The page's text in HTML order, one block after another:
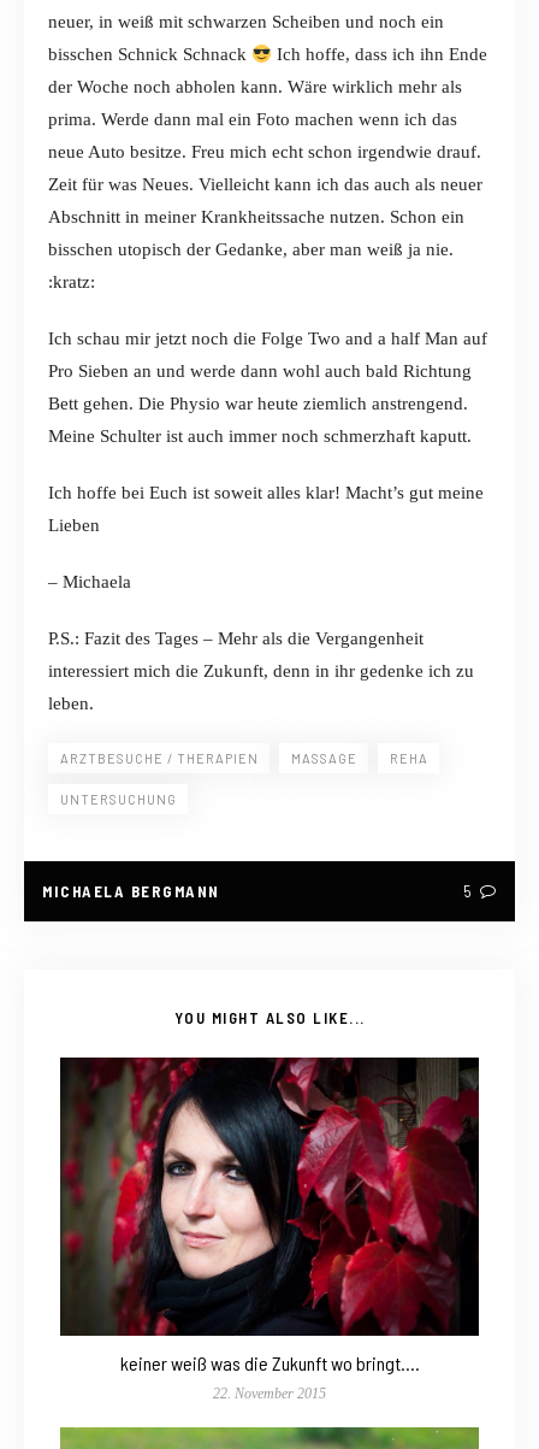
neuer, in weiß mit schwarzen Scheiben und noch ein
bisschen Schnick Schnack
Ich hoffe, dass ich ihn Ende
der Woche noch abholen kann. Wäre wirklich mehr als
prima. Werde dann mal ein Foto machen wenn ich das
neue Auto besitze. Freu mich echt schon irgendwie drauf.
Zeit für was Neues. Vielleicht kann ich das auch als neuer
Abschnitt in meiner Krankheitssache nutzen. Schon ein
bisschen utopisch der Gedanke, aber man weiß ja nie.
:kratz:
Ich schau mir jetzt noch die Folge Two and a half Man auf
Pro Sieben an und werde dann wohl auch bald Richtung
Bett gehen. Die Physio war heute ziemlich anstrengend.
Meine Schulter ist auch immer noch schmerzhaft kaputt.
Ich hoffe bei Euch ist soweit alles klar! Macht’s gut meine
Lieben
– Michaela
P.S.: Fazit des Tages – Mehr als die Vergangenheit
interessiert mich die Zukunft, denn in ihr gedenke ich zu
leben.
ARZTBESUCHE / THERAPIEN MASSAGE REHA
UNTERSUCHUNG
MICHAELA BERGMANN 5
YOU MIGHT ALSO LIKE...
keiner weiß was die Zukunft wo bringt….
22. November 2015